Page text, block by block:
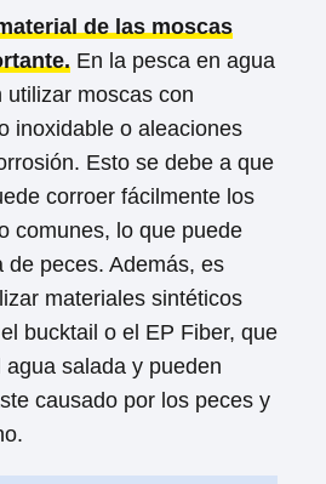
de las moscas
En la pesca en agua
moscas con
inoxidable o aleaciones
Esto se debe a que
corroer fácilmente los
comunes, lo que puede
de peces. Además, es
materiales sintéticos
bucktail o el EP Fiber, que
salada y pueden
causado por los peces y